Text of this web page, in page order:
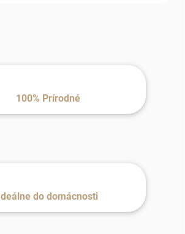
100% Prírodné
Ideálne do domácnosti